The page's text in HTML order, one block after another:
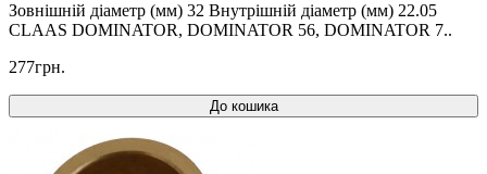
Зовнішній діаметр (мм) 32 Внутрішній діаметр (мм) 22.05
CLAAS DOMINATOR, DOMINATOR 56, DOMINATOR 7..
277грн.
До кошика